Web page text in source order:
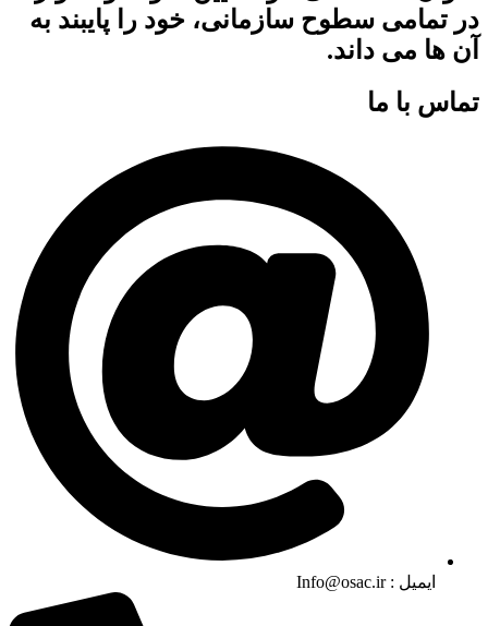
در تمامی سطوح سازمانی، خود را پایبند به
آن ها می داند.
تماس با ما
ایمیل :‌ Info@osac.ir